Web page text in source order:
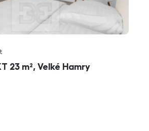
23 m², Velké Hamry